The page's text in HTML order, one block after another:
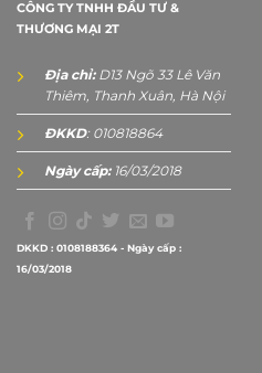
CÔNG TY TNHH ĐẦU TƯ &
THƯƠNG MẠI 2T
Địa chỉ:D13 Ngõ 33 Lê Văn
Thiêm, Thanh Xuân, Hà Nội
ĐKKD: 010818864
Ngày cấp:16/03/2018
DKKD : 0108188364 - Ngày cấp :
16/03/2018